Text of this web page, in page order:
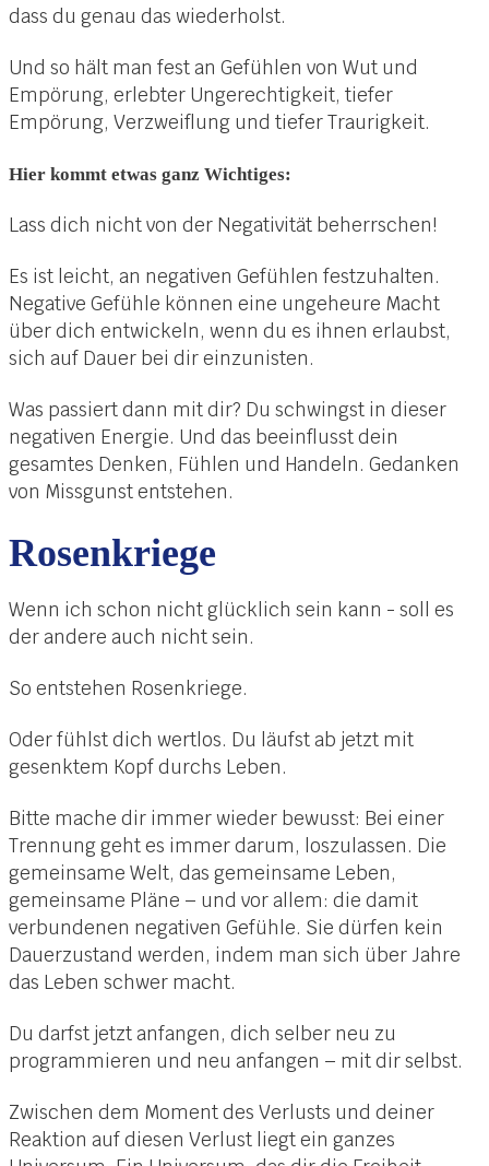
dass du genau das wiederholst.
Und so hält man fest an Gefühlen von Wut und
Empörung, erlebter Ungerechtigkeit, tiefer
Empörung, Verzweiflung und tiefer Traurigkeit.
Hier kommt etwas ganz Wichtiges:
Lass dich nicht von der Negativität beherrschen!
Es ist leicht, an negativen Gefühlen festzuhalten.
Negative Gefühle können eine ungeheure Macht
über dich entwickeln, wenn du es ihnen erlaubst,
sich auf Dauer bei dir einzunisten.
Was passiert dann mit dir? Du schwingst in dieser
negativen Energie. Und das beeinflusst dein
gesamtes Denken, Fühlen und Handeln. Gedanken
von Missgunst entstehen.
Rosenkriege
Wenn ich schon nicht glücklich sein kann - soll es
der andere auch nicht sein.
So entstehen Rosenkriege.
Oder fühlst dich wertlos. Du läufst ab jetzt mit
gesenktem Kopf durchs Leben.
Bitte mache dir immer wieder bewusst: Bei einer
Trennung geht es immer darum, loszulassen. Die
gemeinsame Welt, das gemeinsame Leben,
gemeinsame Pläne – und vor allem: die damit
verbundenen negativen Gefühle. Sie dürfen kein
Dauerzustand werden, indem man sich über Jahre
das Leben schwer macht.
Du darfst jetzt anfangen, dich selber neu zu
programmieren und neu anfangen – mit dir selbst.
Zwischen dem Moment des Verlusts und deiner
Reaktion auf diesen Verlust liegt ein ganzes